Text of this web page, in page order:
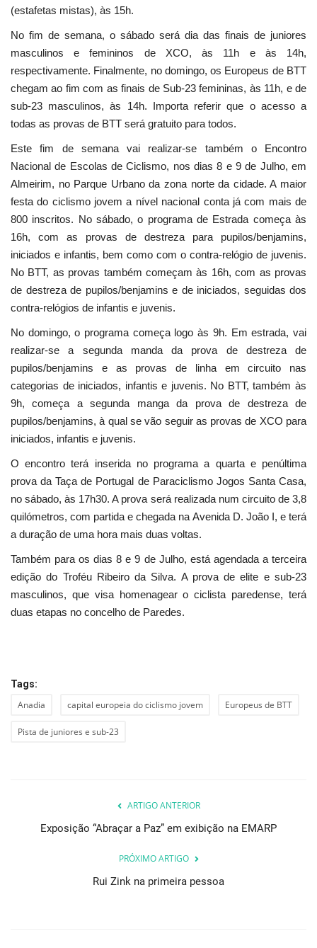
(estafetas mistas), às 15h.
No fim de semana, o sábado será dia das finais de juniores
masculinos e femininos de XCO, às 11h e às 14h,
respectivamente. Finalmente, no domingo, os Europeus de BTT
chegam ao fim com as finais de Sub-23 femininas, às 11h, e de
sub-23 masculinos, às 14h. Importa referir que o acesso a
todas as provas de BTT será gratuito para todos.
Este fim de semana vai realizar-se também o Encontro
Nacional de Escolas de Ciclismo, nos dias 8 e 9 de Julho, em
Almeirim, no Parque Urbano da zona norte da cidade. A maior
festa do ciclismo jovem a nível nacional conta já com mais de
800 inscritos. No sábado, o programa de Estrada começa às
16h, com as provas de destreza para pupilos/benjamins,
iniciados e infantis, bem como com o contra-relógio de juvenis.
No BTT, as provas também começam às 16h, com as provas
de destreza de pupilos/benjamins e de iniciados, seguidas dos
contra-relógios de infantis e juvenis.
No domingo, o programa começa logo às 9h. Em estrada, vai
realizar-se a segunda manda da prova de destreza de
pupilos/benjamins e as provas de linha em circuito nas
categorias de iniciados, infantis e juvenis. No BTT, também às
9h, começa a segunda manga da prova de destreza de
pupilos/benjamins, à qual se vão seguir as provas de XCO para
iniciados, infantis e juvenis.
O encontro terá inserida no programa a quarta e penúltima
prova da Taça de Portugal de Paraciclismo Jogos Santa Casa,
no sábado, às 17h30. A prova será realizada num circuito de 3,8
quilómetros, com partida e chegada na Avenida D. João I, e terá
a duração de uma hora mais duas voltas.
Também para os dias 8 e 9 de Julho, está agendada a terceira
edição do Troféu Ribeiro da Silva. A prova de elite e sub-23
masculinos, que visa homenagear o ciclista paredense, terá
duas etapas no concelho de Paredes.
Tags:
Anadia capital europeia do ciclismo jovem Europeus de BTT
Pista de juniores e sub-23
ARTIGO ANTERIOR
Exposição “Abraçar a Paz” em exibição na EMARP
PRÓXIMO ARTIGO
Rui Zink na primeira pessoa